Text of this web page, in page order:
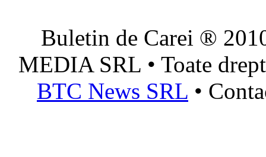
Buletin de Carei ®
MEDIA SRL • Toate
BTC News SRL •